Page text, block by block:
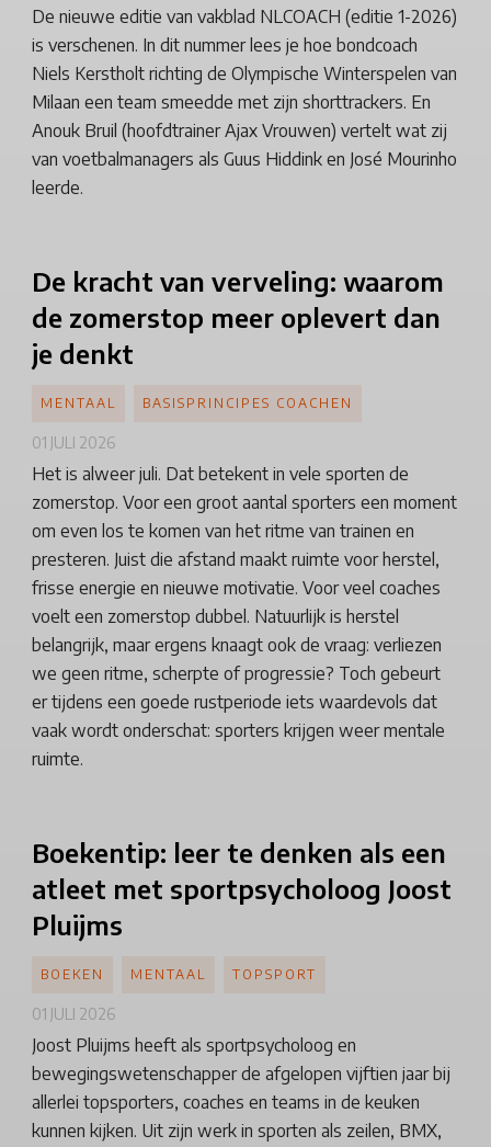
De nieuwe editie van vakblad NLCOACH (editie 1-2026)
is verschenen. In dit nummer lees je hoe bondcoach
Niels Kerstholt richting de Olympische Winterspelen van
Milaan een team smeedde met zijn shorttrackers. En
Anouk Bruil (hoofdtrainer Ajax Vrouwen) vertelt wat zij
van voetbalmanagers als Guus Hiddink en José Mourinho
leerde.
De kracht van verveling: waarom
de zomerstop meer oplevert dan
je denkt
Het is alweer juli. Dat betekent in vele sporten de
zomerstop. Voor een groot aantal sporters een moment
om even los te komen van het ritme van trainen en
presteren. Juist die afstand maakt ruimte voor herstel,
frisse energie en nieuwe motivatie. Voor veel coaches
voelt een zomerstop dubbel. Natuurlijk is herstel
belangrijk, maar ergens knaagt ook de vraag: verliezen
we geen ritme, scherpte of progressie? Toch gebeurt
er tijdens een goede rustperiode iets waardevols dat
vaak wordt onderschat: sporters krijgen weer mentale
ruimte.
MENTAAL BASISPRINCIPES COACHEN
01 JULI 2026
Boekentip: leer te denken als een
atleet met sportpsycholoog Joost
Pluijms
Joost Pluijms heeft als sportpsycholoog en
bewegingswetenschapper de afgelopen vijftien jaar bij
allerlei topsporters, coaches en teams in de keuken
kunnen kijken. Uit zijn werk in sporten als zeilen, BMX,
BOEKEN MENTAAL TOPSPORT
01 JULI 2026